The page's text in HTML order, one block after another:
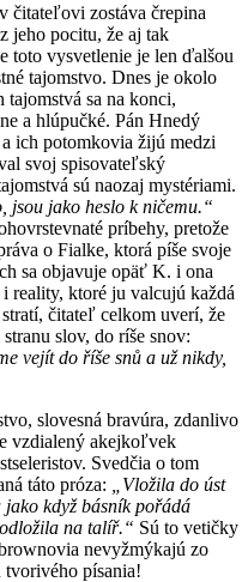
čitateľovi zostáva črepina
jeho pocitu, že aj tak
vysvetlenie je len ďalšou
tajomstvo. Dnes je okolo
sa na konci,
a hlúpučké. Pán Hnedý
ich potomkovia žijú medzi
svoj spisovateľský
sú naozaj mystériami.
jsou jako heslo k ničemu.“
príbehy, pretože
o Fialke, ktorá píše svoje
sa objavuje opäť K. i ona
reality, ktoré ju valcujú každá
čitateľ celkom uverí, že
slov, do ríše snov:
vejít do říše snů a už nikdy,
slovesná bravúra, zdanlivo
vzdialený akejkoľvek
Svedčia o tom
táto próza:
„Vložila do úst
když básník pořádá
na talíř.“ Sú to vetičky
nevyžmýkajú zo
tvorivého písania!